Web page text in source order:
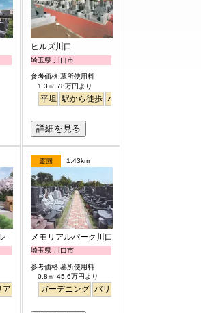
ヒルズ川口
埼玉県 川口市
参考価格:墓所使用料
1.3㎡ 78万円より
平坦 駅から徒歩 バリアフリー
詳細を見る
フリー ペット
霊園 1.43km
メモリアルパーク川口山王
埼玉県 川口市
参考価格:墓所使用料
0.8㎡ 45.6万円より
ガーデニング バリアフリー